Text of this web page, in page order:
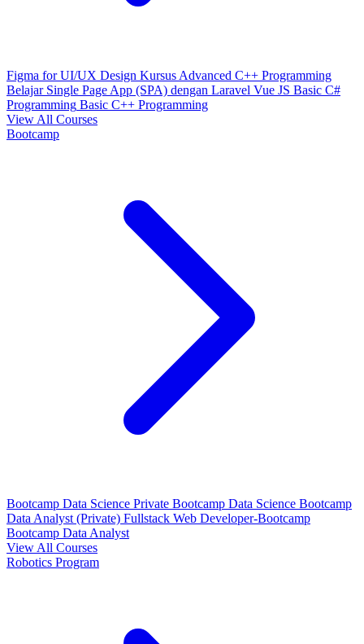
Figma for UI/UX Design Kursus Advanced C++ Programming
Belajar Single Page App (SPA) dengan Laravel Vue JS Basic C#
Programming Basic C++ Programming
View All Courses
Bootcamp
Bootcamp Data Science Private Bootcamp Data Science Bootcamp
Data Analyst (Private) Fullstack Web Developer-Bootcamp
Bootcamp Data Analyst
View All Courses
Robotics Program